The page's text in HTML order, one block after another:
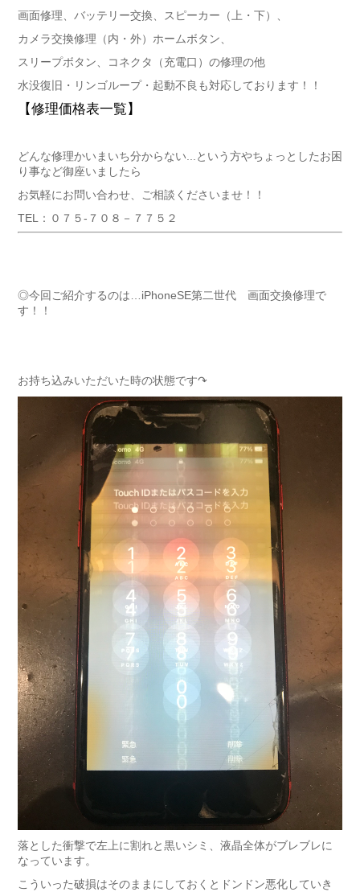
画面修理、バッテリー交換、スピーカー（上・下）、
カメラ交換修理（内・外）ホームボタン、
スリープボタン、コネクタ（充電口）の修理の他
水没復旧・リンゴループ・起動不良も対応しております！！
【修理価格表一覧】
どんな修理かいまいち分からない...という方やちょっとしたお困
り事など御座いましたら
お気軽にお問い合わせ、ご相談くださいませ！！
TEL：０７５-７０８－７７５２
◎今回ご紹介するのは…iPhoneSE第二世代 画面交換修理で
す！！
お持ち込みいただいた時の状態です↷
落とした衝撃で左上に割れと黒いシミ、液晶全体がブレブレに
なっています。
こういった破損はそのままにしておくとドンドン悪化していき